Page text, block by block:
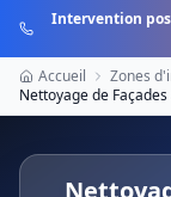
Intervention
Accueil
Zones
Nettoyage de Façades